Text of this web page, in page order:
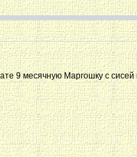
9 месячную Маргошку с